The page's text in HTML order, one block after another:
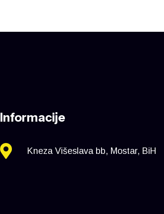
Informacije
Kneza Višeslava bb, Mostar, BiH